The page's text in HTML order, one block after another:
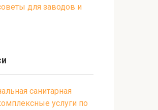
для заводов и
санитарная
услуги по